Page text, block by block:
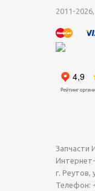
2011-
Запчасти
г. Реутов,
Телефон: